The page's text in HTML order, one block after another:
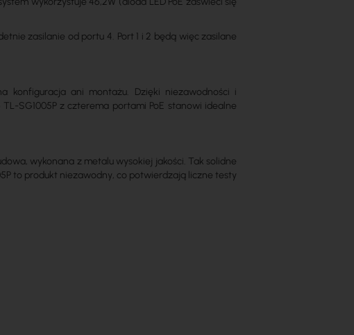
zasilanie od portu 4. Port 1 i 2 będą więc zasilane
konfiguracja ani montażu. Dzięki niezawodności i
SG1005P z czterema portami PoE stanowi idealne
wykonana z metalu wysokiej jakości. Tak solidne
to produkt niezawodny, co potwierdzają liczne testy